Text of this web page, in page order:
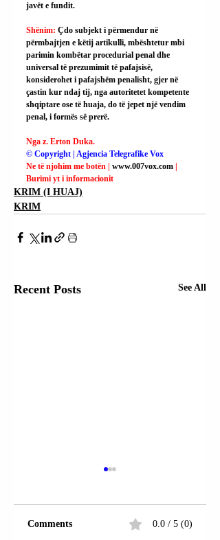
javët e fundit.
Shënim: Çdo subjekt i përmendur në
përmbajtjen e këtij artikulli, mbështetur mbi
parimin kombëtar procedurial penal dhe
universal të prezumimit të pafajsisë,
konsiderohet i pafajshëm penalisht, gjer në
çastin kur ndaj tij, nga autoritetet kompetente
shqiptare ose të huaja, do të jepet një vendim
penal, i formës së prerë.
Nga z. Erton Duka.
© Copyright | Agjencia Telegrafike Vox
Ne të njohim me botën | www.007vox.com
Burimi yt i informacionit
KRIM (I HUAJ)
KRIM
Recent Posts See All
Comments 0.0 / 5 (0)